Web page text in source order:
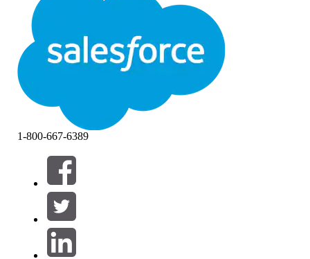
筛选器 (0)
选择筛选器
产品区域
1-800-667-6389